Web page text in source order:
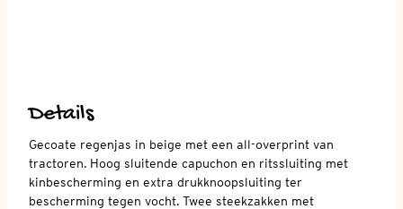
Details
Gecoate regenjas in beige met een all-overprint van
tractoren. Hoog sluitende capuchon en ritssluiting met
kinbescherming en extra drukknoopsluiting ter
bescherming tegen vocht. Twee steekzakken met